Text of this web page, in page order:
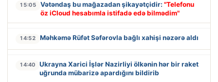
15:05 Vətəndaş bu mağazadan şikayətçidir: "Telefonu
öz iCloud hesabımla istifadə edə bilmədim"
14:52 Məhkəmə Rüfət Səfərovla bağlı xahişi nəzərə aldı
14:40
Ukrayna Xarici İşlər Nazirliyi ölkənin hər bir raket
uğrunda mübarizə apardığını bildirib